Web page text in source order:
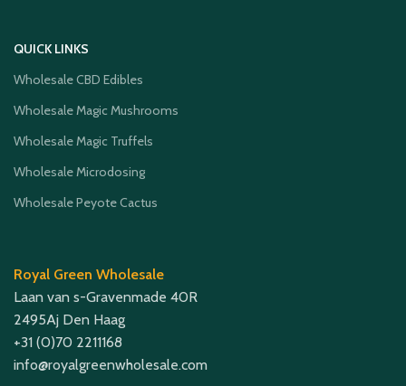
QUICK LINKS
Wholesale CBD Edibles
Wholesale Magic Mushrooms
Wholesale Magic Truffels
Wholesale Microdosing
Wholesale Peyote Cactus
Royal Green Wholesale
Laan van s-Gravenmade 40R
2495Aj Den Haag
+31 (0)70 2211168
info@royalgreenwholesale.com